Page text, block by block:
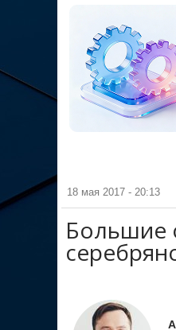
18 мая 2017 - 20:13
Большие